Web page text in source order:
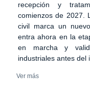
recepción y
comienzos de 2027.
civil marca un
entra ahora en la
en marcha y
industriales antes del
Ver más